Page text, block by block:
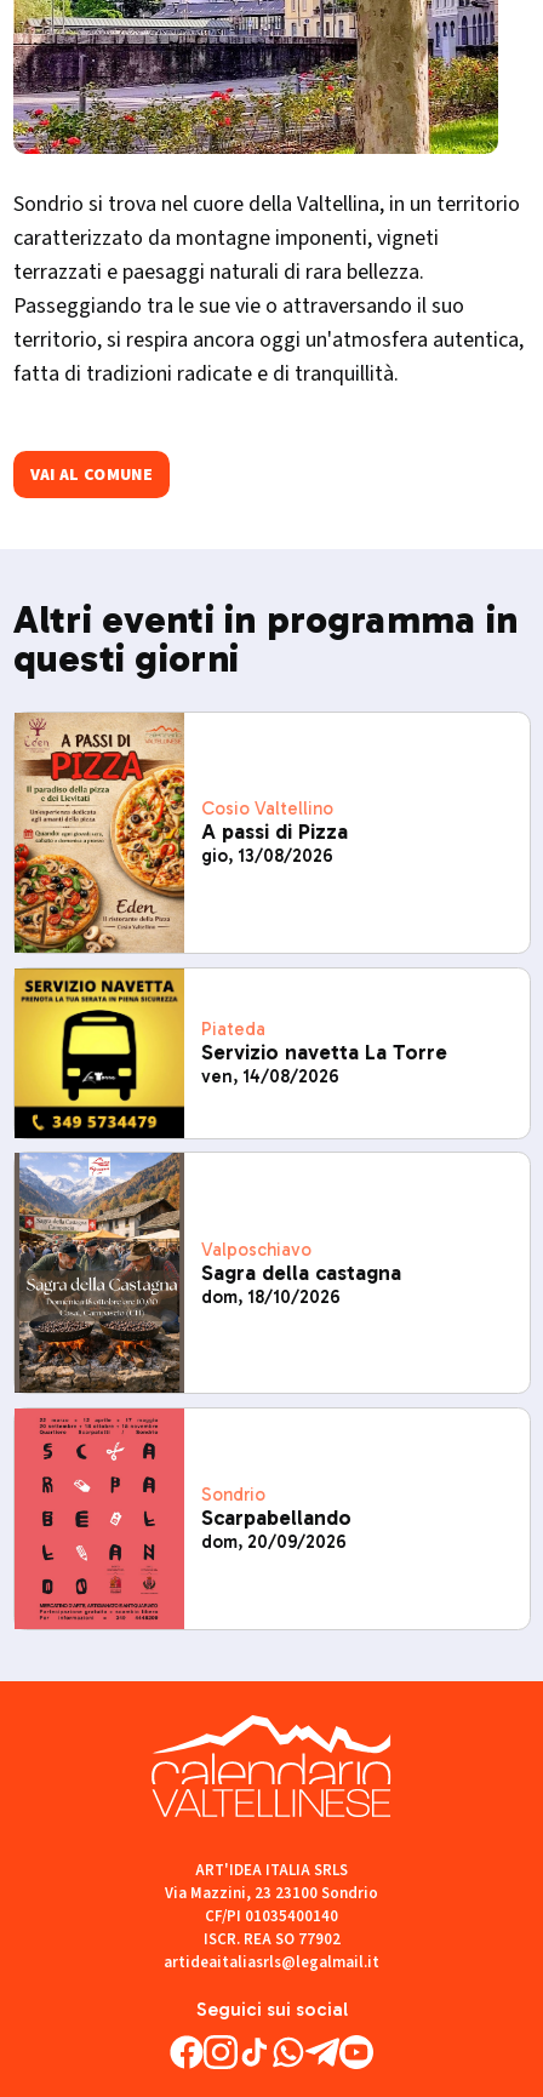
Sondrio si trova nel cuore della Valtellina, in un territorio
caratterizzato da montagne imponenti, vigneti
terrazzati e paesaggi naturali di rara bellezza.
Passeggiando tra le sue vie o attraversando il suo
territorio, si respira ancora oggi un'atmosfera autentica,
fatta di tradizioni radicate e di tranquillità.
VAI AL COMUNE
Altri eventi in programma in
questi giorni
Cosio Valtellino
A passi di Pizza
gio, 13/08/2026
Piateda
Servizio navetta La Torre
ven, 14/08/2026
Valposchiavo
Sagra della castagna
dom, 18/10/2026
Sondrio
Scarpabellando
dom, 20/09/2026
Seguici sui social
ART'IDEA ITALIA SRLS
Via Mazzini, 23 23100 Sondrio
CF/PI 01035400140
ISCR. REA SO 77902
artideaitaliasrls@legalmail.it